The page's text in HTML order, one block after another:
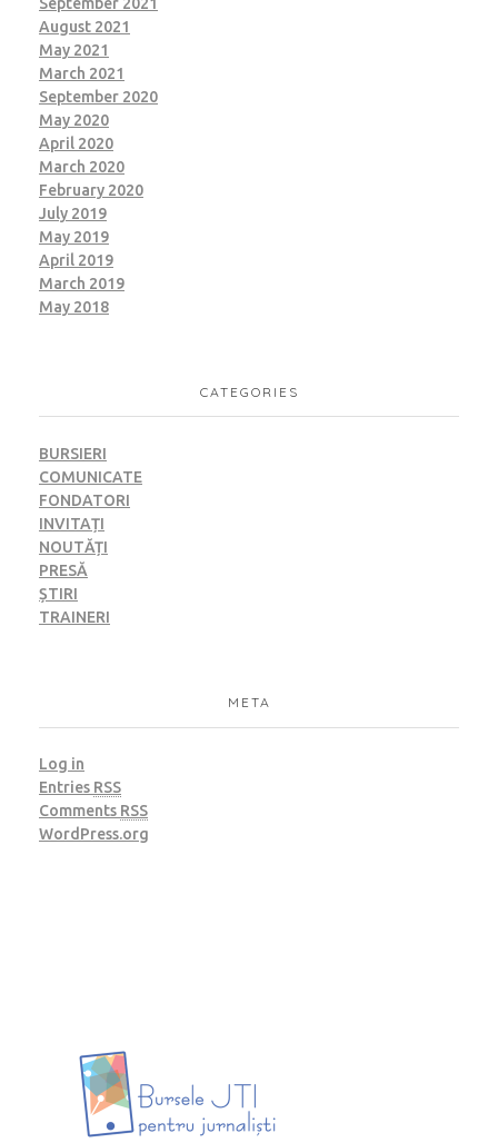
August 2021
May 2021
March 2021
September 2020
May 2020
April 2020
March 2020
February 2020
July 2019
May 2019
April 2019
March 2019
May 2018
CATEGORIES
BURSIERI
COMUNICATE
FONDATORI
INVITAȚI
NOUTĂȚI
PRESĂ
ȘTIRI
TRAINERI
META
Log in
Entries RSS
Comments RSS
WordPress.org